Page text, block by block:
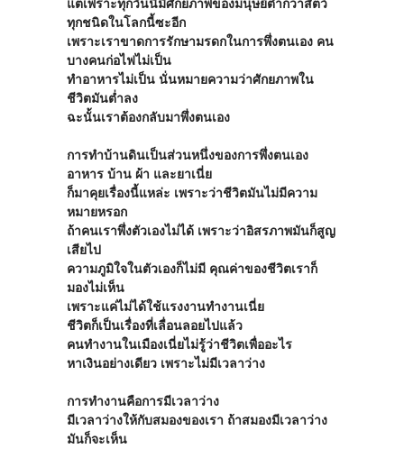
แต่เพราะทุกวันนี้มีศักยภาพของมนุษย์ต่ำกว่าสัตว์
ทุกชนิดในโลกนี้ซะอีก
เพราะเราขาดการรักษามรดกในการพึ่งตนเอง คน
บางคนก่อไฟไม่เป็น
ทำอาหารไม่เป็น นั่นหมายความว่าศักยภาพใน
ชีวิตมันต่ำลง
ฉะนั้นเราต้องกลับมาพึ่งตนเอง
การทำบ้านดินเป็นส่วนหนึ่งของการพึ่งตนเอง
อาหาร บ้าน ผ้า และยาเนี่ย
ก็มาคุยเรื่องนี้แหล่ะ เพราะว่าชีวิตมันไม่มีความ
หมายหรอก
ถ้าคนเราพึ่งตัวเองไม่ได้ เพราะว่าอิสรภาพมันก็สูญ
เสียไป
ความภูมิใจในตัวเองก็ไม่มี คุณค่าของชีวิตเราก็
มองไม่เห็น
เพราะแค่ไม่ได้ใช้แรงงานทำงานเนี่ย
ชีวิตก็เป็นเรื่องที่เลื่อนลอยไปแล้ว
คนทำงานในเมืองเนี่ยไม่รู้ว่าชีวิตเพื่ออะไร
หาเงินอย่างเดียว เพราะไม่มีเวลาว่าง
การทำงานคือการมีเวลาว่าง
มีเวลาว่างให้กับสมองของเรา ถ้าสมองมีเวลาว่าง
มันก็จะเห็น